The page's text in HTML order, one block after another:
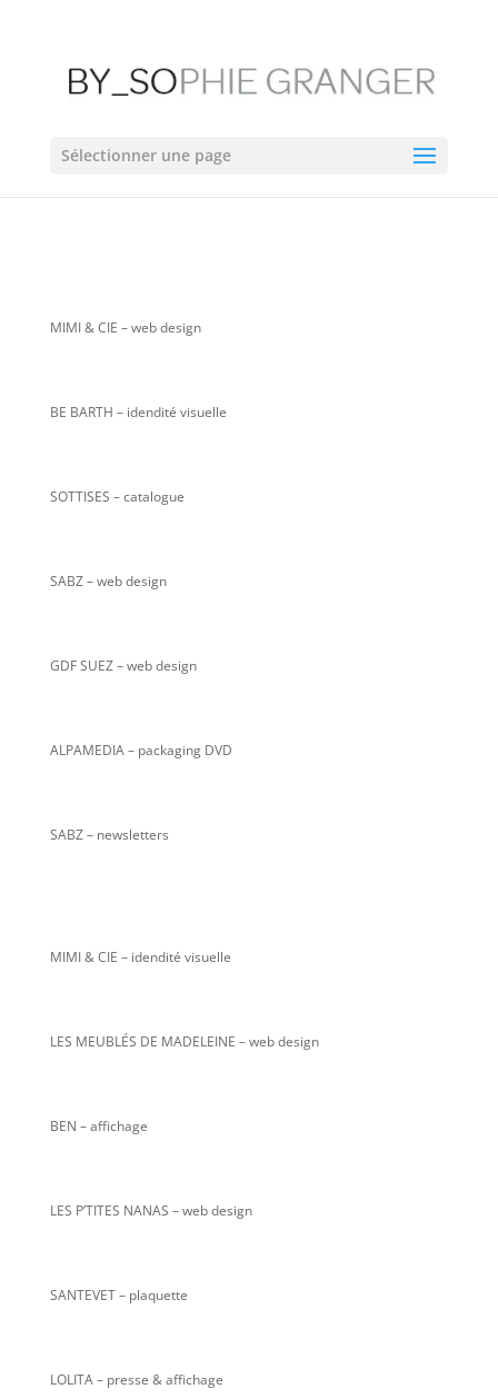
Sélectionner une page
MIMI & CIE – web design
BE BARTH – idendité visuelle
SOTTISES – catalogue
SABZ– web design
GDF SUEZ – web design
ALPAMEDIA – packaging DVD
SABZ – newsletters
MIMI & CIE – idendité visuelle
LES MEUBLÉS DE MADELEINE – web design
BEN – affichage
LES P’TITES NANAS – web design
SANTEVET – plaquette
LOLITA – presse & affichage